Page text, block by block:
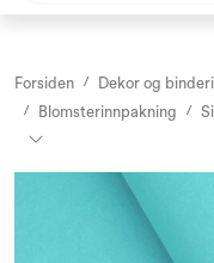
Forsiden Dekor og binderi
Blomsterinnpakning
Interiør og møbler
Utemiljø
Emballasje
Dekor og binderi